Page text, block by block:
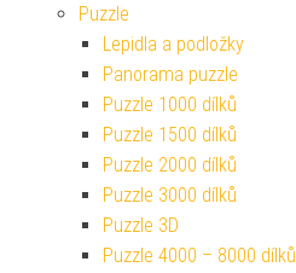
Puzzle
Lepidla a podložky
Panorama puzzle
Puzzle 1000 dílků
Puzzle 1500 dílků
Puzzle 2000 dílků
Puzzle 3000 dílků
Puzzle 3D
Puzzle 4000 – 8000 dílků